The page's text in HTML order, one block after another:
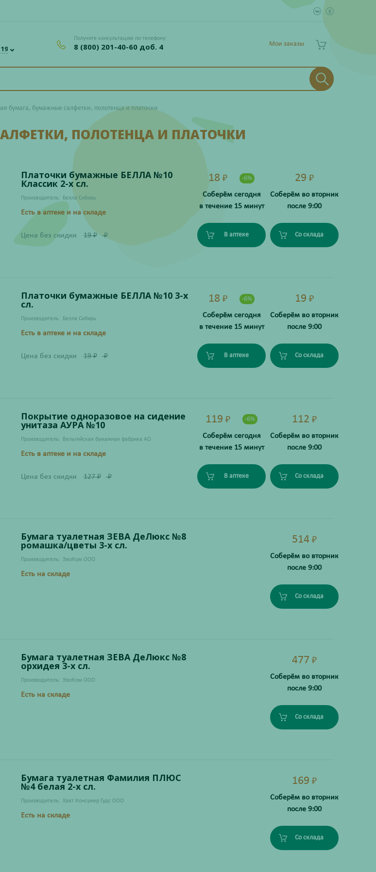
Получите консультацию по телефону:
8 (800) 201-40-60 доб. 4 Мои заказы
бумага, бумажные салфетки, полотенца и платочки
ПОЛОТЕНЦА И ПЛАТОЧКИ
Платочки бумажные БЕЛЛА №10
Классик 2-х сл.
Производитель: Белла Сибирь
Есть в аптеке и на складе
Цена без скидки 19₽ ₽
18 ₽ -6%
Соберём сегодня
в течение 15 минут
В аптеке
29 ₽
Соберём во вторник
после 9:00
Со склада
Платочки бумажные БЕЛЛА №10 3-х
сл.
Производитель: Белла Сибирь
Есть в аптеке и на складе
Цена без скидки 19₽ ₽
18 ₽ -6%
Соберём сегодня
в течение 15 минут
В аптеке
19 ₽
Соберём во вторник
после 9:00
Со склада
Покрытие одноразовое на сидение
унитаза АУРА №10
Производитель: Вельгийская бумажная фабрика АО
Есть в аптеке и на складе
Цена без скидки 127₽ ₽
119 ₽ -6%
Соберём сегодня
в течение 15 минут
В аптеке
112 ₽
Соберём во вторник
после 9:00
Со склада
Бумага туалетная ЗЕВА ДеЛюкс №8
ромашка/цветы 3-х сл.
Производитель: ЭвоКом ООО
Есть на складе
514 ₽
Соберём во вторник
после 9:00
Со склада
Бумага туалетная ЗЕВА ДеЛюкс №8
орхидея 3-х сл.
Производитель: ЭвоКом ООО
Есть на складе
477 ₽
Соберём во вторник
после 9:00
Со склада
Бумага туалетная Фамилия ПЛЮС
№4 белая 2-х сл.
Производитель: Хаят Консумер Гудс ООО
Есть на складе
169 ₽
Соберём во вторник
после 9:00
Со склада